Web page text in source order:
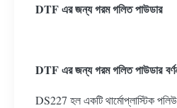
DTF এর জন্য গরম গলিত পাউডার
DTF এর জন্য গরম গলিত পাউডার
DS227 হল একটি থার্মোপ্লাস্টিক